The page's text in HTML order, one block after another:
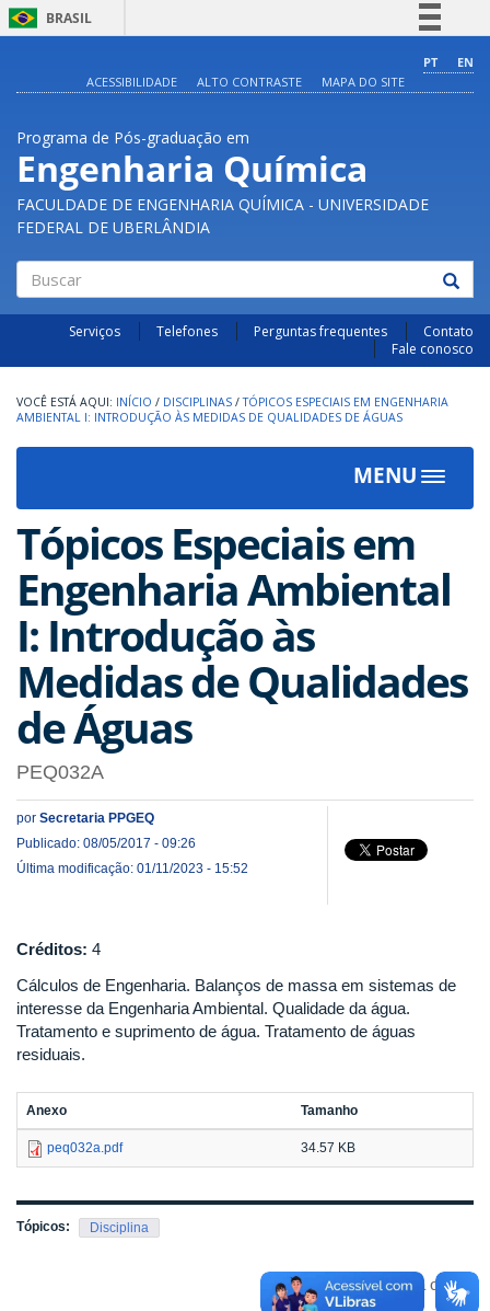
BRASIL
Comunica BR
Acesso à informação
Legislação
PT
EN
ACESSIBILIDADE
ALTO CONTRASTE MAPA DO SITE
Programa de Pós-graduação em
Engenharia Química
FACULDADE DE ENGENHARIA QUÍMICA - UNIVERSIDADE
FEDERAL DE UBERLÂNDIA
Buscar
Serviços Telefones Perguntas frequentes
Contato
Fale conosco
INÍCIO / DISCIPLINAS / TÓPICOS ESPECIAIS EM ENGENHARIA
AMBIENTAL I: INTRODUÇÃO ÀS MEDIDAS DE QUALIDADES DE ÁGUAS
MENU
Toggle
Tópicos Especiais em
Engenharia Ambiental
I: Introdução às
Medidas de Qualidades
de Águas
PEQ032A
por Secretaria PPGEQ
Publicado: 08/05/2017 - 09:26
Última modificação: 01/11/2023 - 15:52
Créditos: 4
Cálculos de Engenharia. Balanços de massa em sistemas de
interesse da Engenharia Ambiental. Qualidade da água.
Tratamento e suprimento de água. Tratamento de águas
residuais.
Anexo Tamanho
peq032a.pdf 34.57 KB
Tópicos: Disciplina
Voltar para o topo